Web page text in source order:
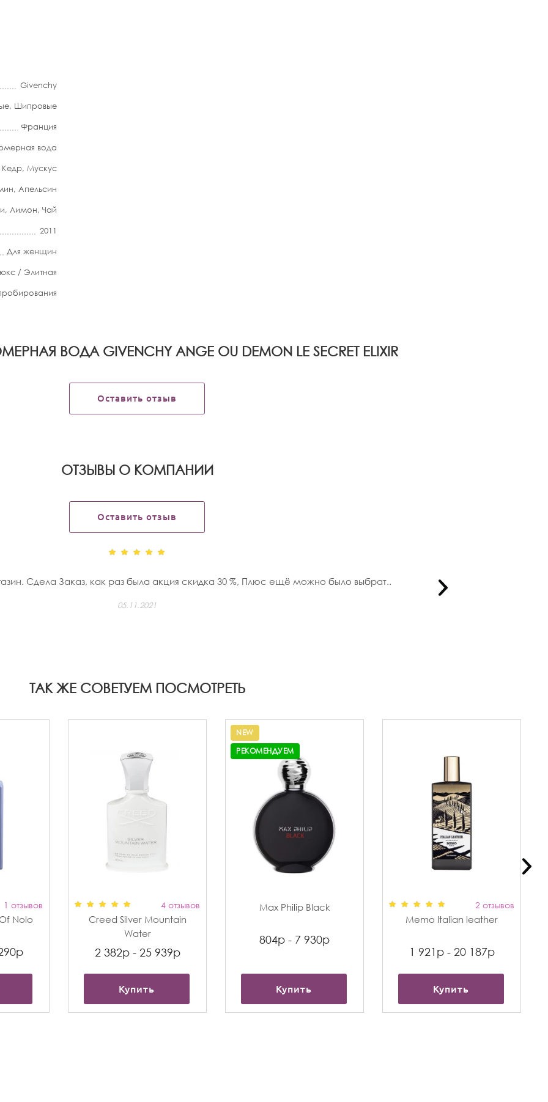
Givenchy
, Шипровые
Франция
вода
Кедр, Мускус
, Апельсин
, Лимон, Чай
2011
Для женщин
/ Элитная
ВОДА GIVENCHY ANGE OU DEMON LE SECRET ELIXIR
Оставить отзыв
OТЗЫВЫ О КОМПАНИИ
Оставить отзыв
Сдела Заказ, как раз была акция скидка 30 %, Плюс ещё можно было выбрат..
05.11.2021
ТАК ЖЕ СОВЕТУЕМ ПОСМОТРЕТЬ
1 отзывов
Nolo
4 отзывов
Creed Silver Mountain
Water
2 382р - 25 939р
Купить
NEW
РЕКОМЕНДУЕМ
Max Philip Black
804р - 7 930р
Купить
2 отзывов
Memo Italian leather
1 921р - 20 187р
Купить